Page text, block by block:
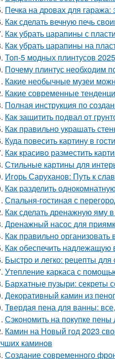
Печка на дровах для
Как сделать вечную печь
Как убрать царапины с
Как убрать царапины на
Топ-5 модных плинтусов
Почему плинтус необходим
Какие необычные музеи
Какие современные
Полная инструкция по
Как защитить подвал от
Как правильно украшать
Куда повесить картину в
Как красиво разместить
Стильные картины для
Игорь Саруханов: Путь к
Как разделить
Спальня-гостиная с
Как сделать дренажную яму
Дренажный насос для
Как правильно
Как обеспечить надлежащую
Быстро и легко: рецепты
Утепление каркаса с
Бархатные пузыри: секреты
Декоративный камин из
Твердая пена для ванны:
Сэкономить на покупке
Камин на Новый год 2023
каминов
Создание современного